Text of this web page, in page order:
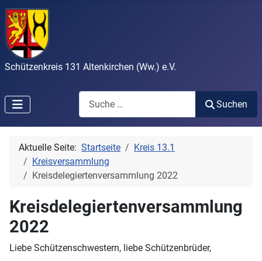
Schützenkreis 131 Altenkirchen (Ww.) e.V.
Search
Suchen
Aktuelle Seite: Startseite
Kreis 13.1
Kreisversammlung
Kreisdelegiertenversammlung 2022
Kreisdelegiertenversammlung
2022
Liebe Schützenschwestern, liebe Schützenbrüder,